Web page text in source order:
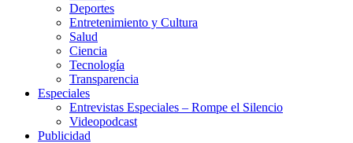
Deportes
Entretenimiento y Cultura
Salud
Ciencia
Tecnología
Transparencia
Especiales
Entrevistas Especiales – Rompe el Silencio
Videopodcast
Publicidad